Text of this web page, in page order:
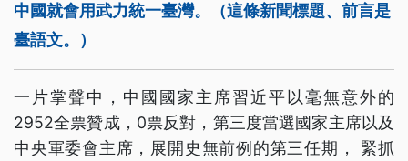
中國就會用武力統一臺灣。（這條新聞標題、前言是
臺語文。）
一片掌聲中，中國國家主席習近平以毫無意外的
2952全票贊成，0票反對，第三度當選國家主席以及
中央軍委會主席，展開史無前例的第三任期， 緊抓